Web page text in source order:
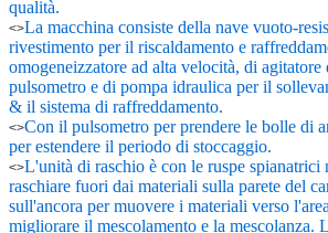
qualità.
<>La macchina consiste della nave vuoto-
rivestimento per il riscaldamento e
omogeneizzatore ad alta velocità, di agitatore
pulsometro e di pompa idraulica per il
& il sistema di raffreddamento.
<>Con il pulsometro per prendere le bolle di
per estendere il periodo di stoccaggio.
<>L'unità di raschio è con le ruspe
raschiare fuori dai materiali sulla parete del
sull'ancora per muovere i materiali verso
migliorare il mescolamento e la mescolanza.